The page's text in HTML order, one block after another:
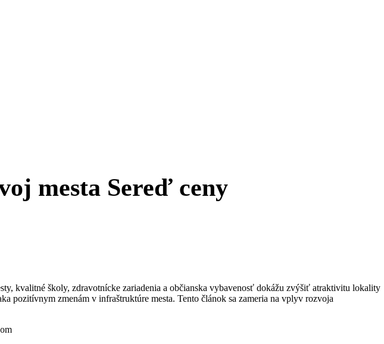
mesta Sereď ceny
kvalitné školy, zdravotnícke zariadenia a občianska vybavenosť dokážu zvýšiť atraktivitu lokality
pozitívnym zmenám v infraštruktúre mesta. Tento článok sa zameria na vplyv rozvoja